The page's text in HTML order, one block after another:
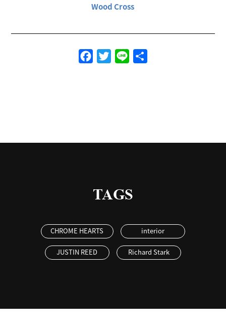
Wood Cross
FacebookTwitterLine
TAGS
CHROME HEARTS interior
JUSTIN REED Richard Stark